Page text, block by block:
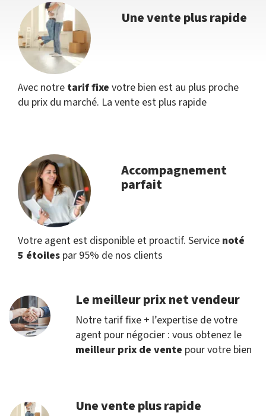
Une vente plus rapide
Avec notre tarif fixe votre bien est au plus proche
du prix du marché. La vente est plus rapide
Accompagnement
parfait
Votre agent est disponible et proactif. Service noté
5 étoiles par 95% de nos clients
Le meilleur prix net vendeur
Notre tarif fixe + l’expertise de votre
agent pour négocier : vous obtenez le
meilleur prix de vente pour votre bien
Une vente plus rapide